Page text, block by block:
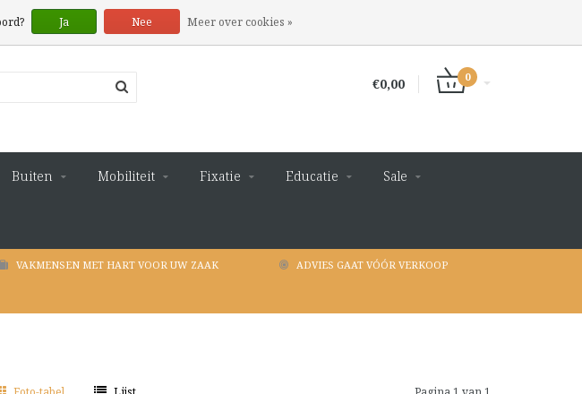
€0,00 0
Buiten Mobiliteit Fixatie Educatie Sale
VAKMENSEN MET HART VOOR UW ZAAK ADVIES GAAT VÓÓR VERKOOP
Ja Nee Meer over cookies »